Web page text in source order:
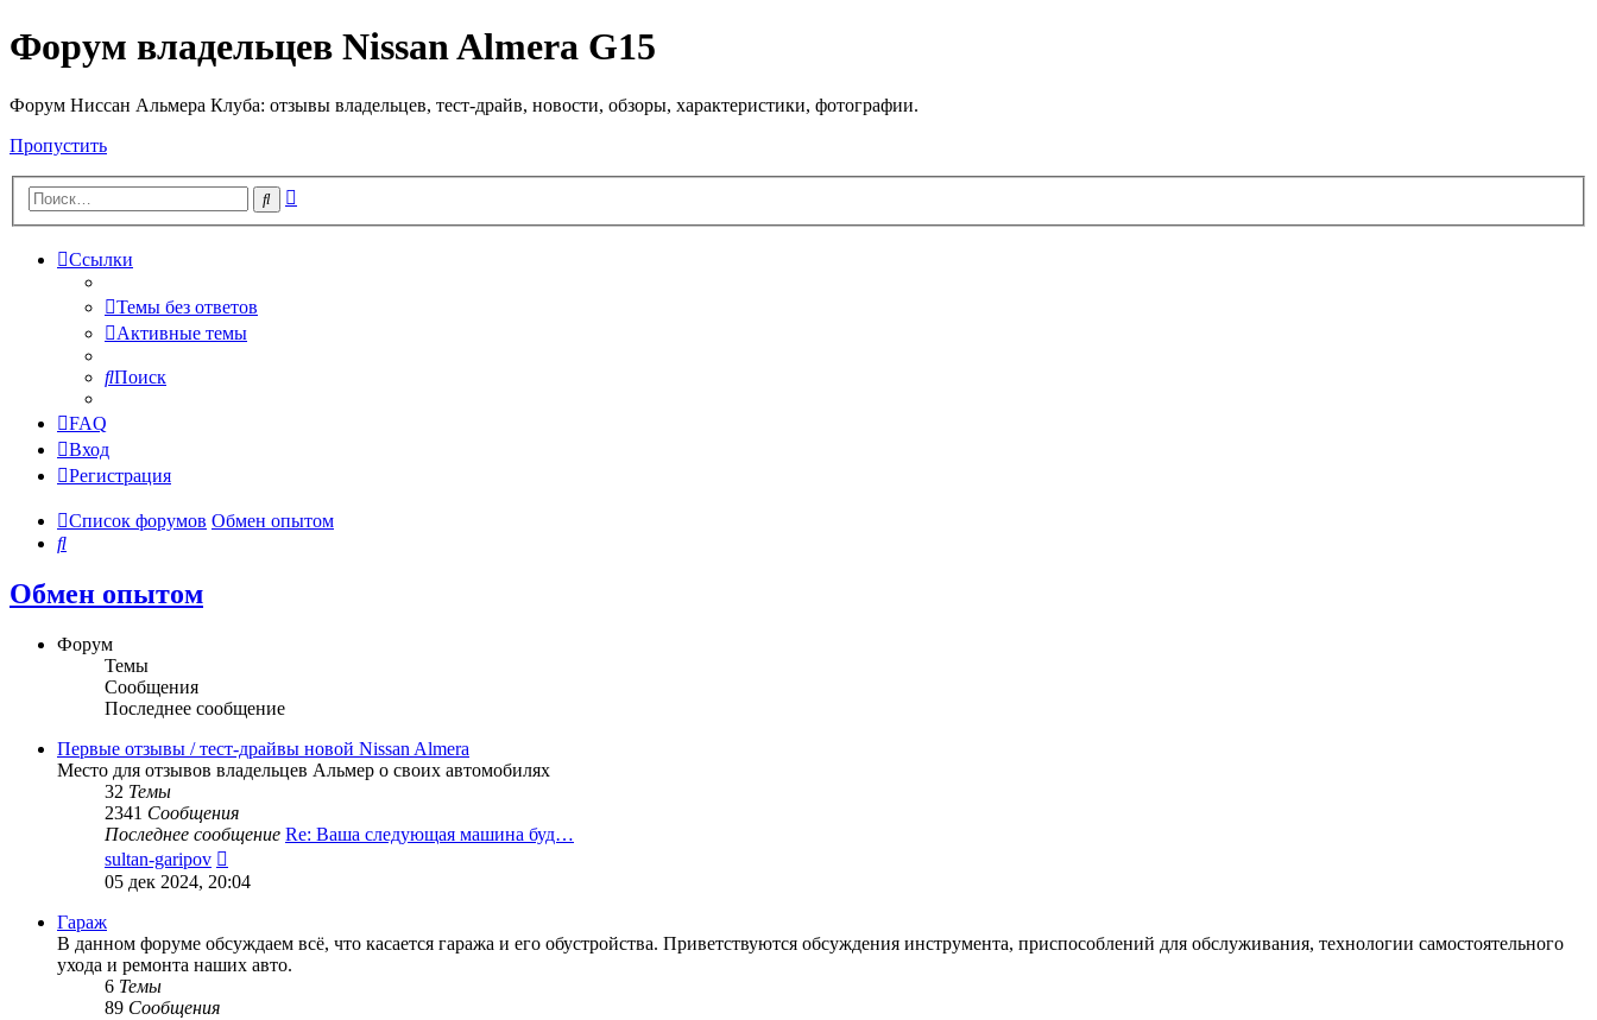
Форум владельцев Nissan Almera G15
Форум Ниссан Альмера Клуба: отзывы владельцев, тест-драйв, новости, обзоры, характеристики, фотографии.
Пропустить
Поиск
Ссылки
Темы без ответов
Активные темы
Поиск
FAQ
Вход
Регистрация
Список форумов Обмен опытом
Поиск
Обмен опытом
Форум
Темы
Сообщения
Последнее сообщение
Первые отзывы / тест-драйвы новой Nissan Almera
Место для отзывов владельцев Альмер о своих автомобилях
32 Темы
2341 Сообщения
Последнее сообщение Re: Ваша следующая машина буд…
sultan-garipov
к
05 дек 2024, 20:04
Гараж
В данном форуме обсуждаем всё, что касается гаража и его обустройства. Приветствуются обсуждения инструмента, приспособлений для обслуживания, технологии самостоятельного
ухода и ремонта наших авто.
6 Темы
89 Сообщения